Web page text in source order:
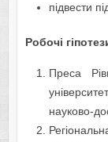
підвести
Робочі
Преса
науково-